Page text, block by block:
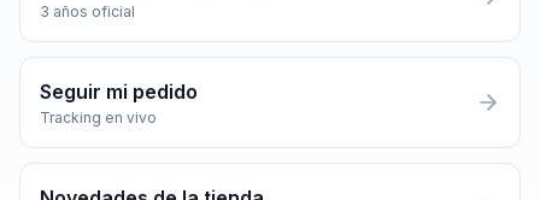
3 años oficial
Seguir mi pedido
Tracking en vivo